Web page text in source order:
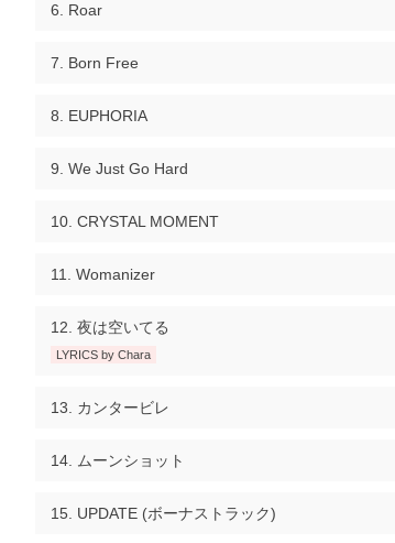
Roar
Born Free
EUPHORIA
We Just Go Hard
CRYSTAL MOMENT
Womanizer
夜は空いてる
LYRICS by Chara
カンタービレ
ムーンショット
UPDATE (ボーナストラック)